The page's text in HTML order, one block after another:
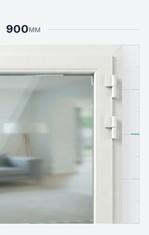
900мм